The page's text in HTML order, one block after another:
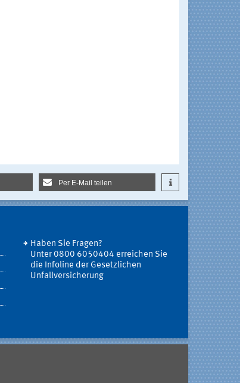
Per E-Mail teilen
Haben Sie Fragen?
Unter 0800 6050404 erreichen Sie
die Infoline der Gesetzlichen
Unfallversicherung